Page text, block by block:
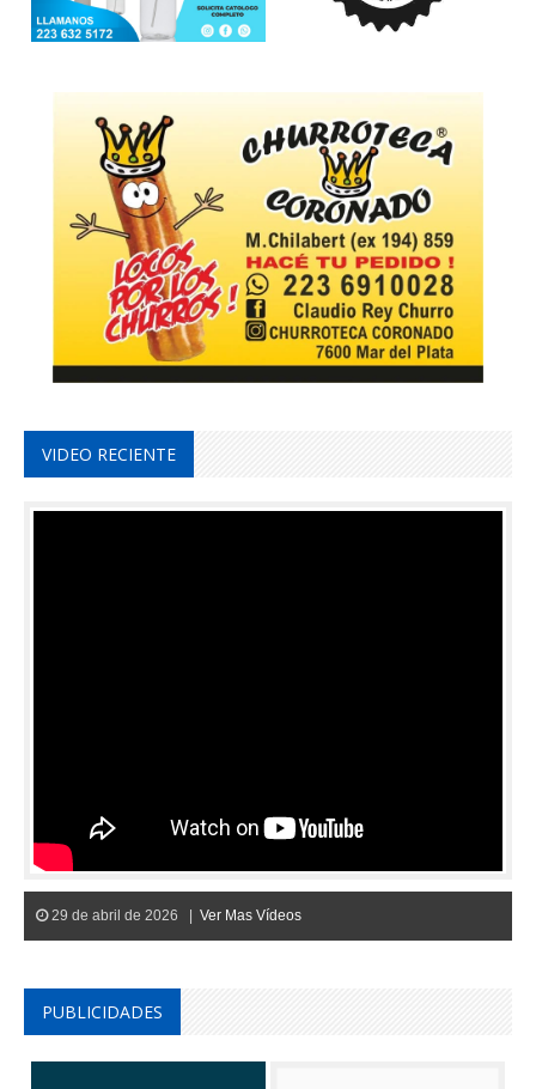
VIDEO RECIENTE
29 de abril de 2026 | Ver Mas Vídeos
PUBLICIDADES